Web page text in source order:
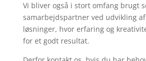
Vi bliver også i stort omfang brugt
samarbejdspartner ved udvikling
løsninger, hvor erfaring og
for et godt resultat.